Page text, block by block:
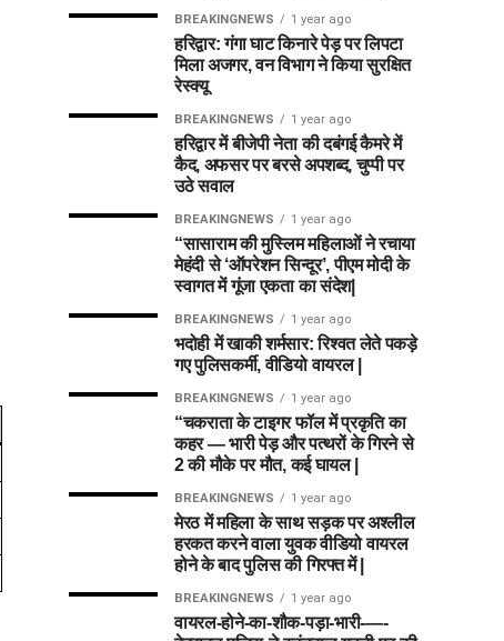
BREAKINGNEWS 1 year ago
हरिद्वार: गंगा घाट किनारे पेड़ पर लिपटा
मिला अजगर, वन विभाग ने किया सुरक्षित
रेस्क्यू
BREAKINGNEWS 1 year ago
हरिद्वार में बीजेपी नेता की दबंगई कैमरे में
कैद, अफसर पर बरसे अपशब्द, चुप्पी पर
उठे सवाल
BREAKINGNEWS 1 year ago
“सासाराम की मुस्लिम महिलाओं ने रचाया
मेहंदी से ‘ऑपरेशन सिन्दूर’, पीएम मोदी के
स्वागत में गूंजा एकता का संदेश|
BREAKINGNEWS 1 year ago
भदोही में खाकी शर्मसार: रिश्वत लेते पकड़े
गए पुलिसकर्मी, वीडियो वायरल |
BREAKINGNEWS 1 year ago
“चकराता के टाइगर फॉल में प्रकृति का
कहर — भारी पेड़ और पत्थरों के गिरने से
2 की मौके पर मौत, कई घायल |
BREAKINGNEWS 1 year ago
मेरठ में महिला के साथ सड़क पर अश्लील
हरकत करने वाला युवक वीडियो वायरल
होने के बाद पुलिस की गिरफ्त में |
BREAKINGNEWS 1 year ago
वायरल-होने-का-शौक-पड़ा-भारी-—-